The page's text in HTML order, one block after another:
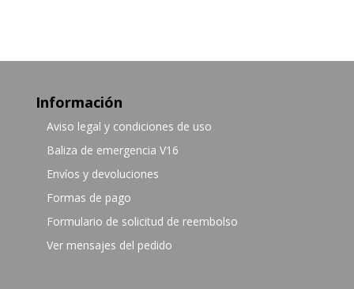
Información
Aviso legal y condiciones de uso
Baliza de emergencia V16
Envíos y devoluciones
Formas de pago
Formulario de solicitud de reembolso
Ver mensajes del pedido